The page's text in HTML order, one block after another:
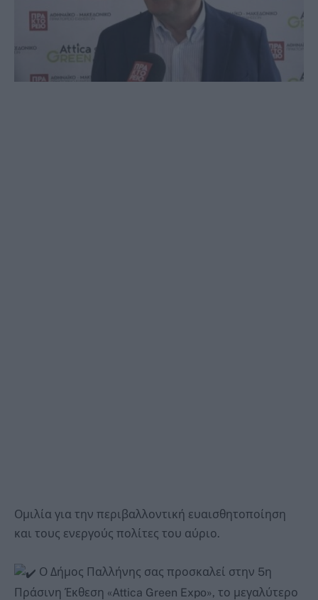
Ομιλία για την περιβαλλοντική ευαισθητοποίηση
και τους ενεργούς πολίτες του αύριο.
Ο Δήμος Παλλήνης σας προσκαλεί στην 5η
Πράσινη Έκθεση «Attica Green Expo», το μεγαλύτερο